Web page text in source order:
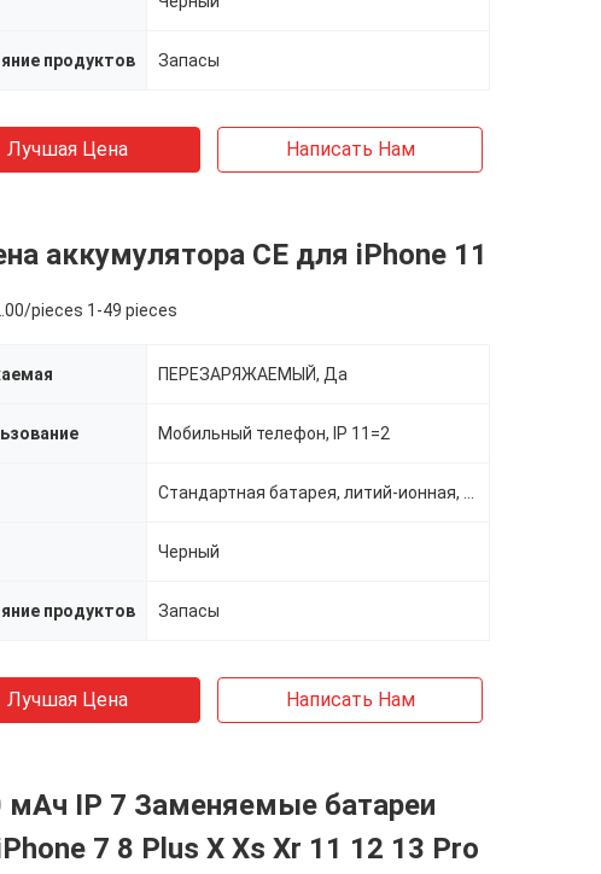
продуктов Запасы
Лучшая Цена Написать Нам
аккумулятора CE для iPhone 11
pieces 1-49 pieces
ПЕРЕЗАРЯЖАЕМЫЙ, Да
Мобильный телефон, IP 11=2
Черный
продуктов Запасы
Лучшая Цена Написать Нам
мАч IP 7 Заменяемые батареи
7 8 Plus X Xs Xr 11 12 13 Pro